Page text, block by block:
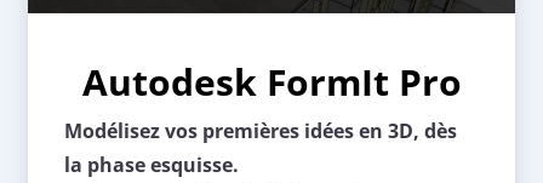
Autodesk FormIt Pro
Modélisez vos premières idées en 3D, dès
la phase esquisse.